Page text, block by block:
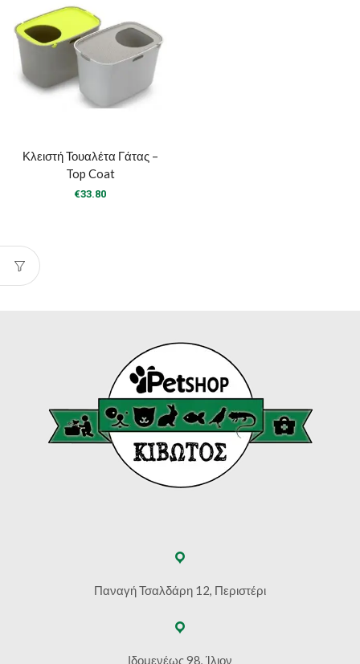
Κλειστή Τουαλέτα Γάτας –
Top Coat
€33.80
Παναγή Τσαλδάρη 12, Περιστέρι
Ιδομενέως 98, Ίλιον